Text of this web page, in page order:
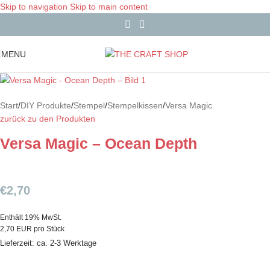
Skip to navigation Skip to main content
MENU
Start/DIY Produkte/Stempel/Stempelkissen/Versa Magic
zurück zu den Produkten
Versa Magic – Ocean Depth
€2,70
Enthält 19% MwSt.
2,70 EUR pro Stück
Lieferzeit: ca. 2-3 Werktage